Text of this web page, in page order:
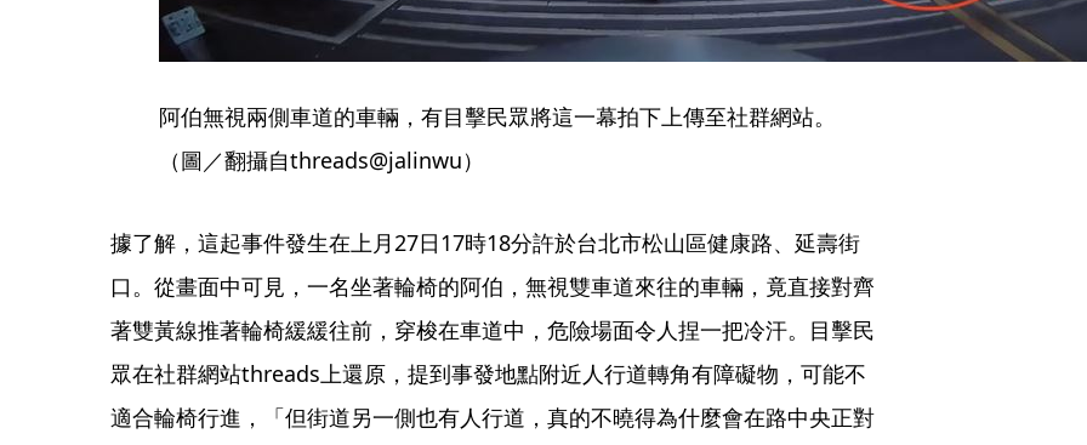
阿伯無視兩側車道的車輛，有目擊民眾將這一幕拍下上傳至社群網站。
（圖／翻攝自threads@jalinwu）
據了解，這起事件發生在上月27日17時18分許於台北市松山區健康路、延壽街
口。從畫面中可見，一名坐著輪椅的阿伯，無視雙車道來往的車輛，竟直接對齊
著雙黃線推著輪椅緩緩往前，穿梭在車道中，危險場面令人捏一把冷汗。目擊民
眾在社群網站threads上還原，提到事發地點附近人行道轉角有障礙物，可能不
適合輪椅行進，「但街道另一側也有人行道，真的不曉得為什麼會在路中央正對